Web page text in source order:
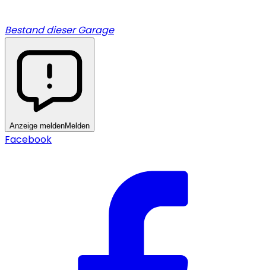
Bestand dieser Garage
Anzeige meldenMelden
Facebook